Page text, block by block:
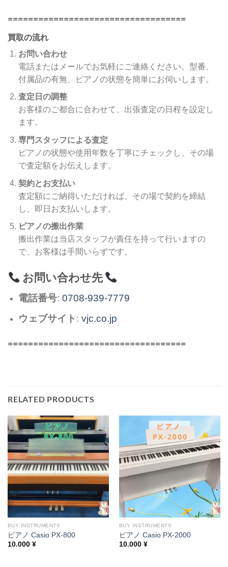
===================================
買取の流れ
お問い合わせ
電話またはメールでお気軽にご連絡ください。型番、
付属品の有無、ピアノの状態を簡単にお伺いします。
査定日の調整
お客様のご都合に合わせて、出張査定の日程を設定し
ます。
専門スタッフによる査定
ピアノの状態や使用年数を丁寧にチェックし、その場
で査定額をお伝えします。
契約とお支払い
査定額にご納得いただければ、その場で契約を締結
し、即日お支払いします。
ピアノの搬出作業
搬出作業は当店スタッフが責任を持って行いますの
で、お客様は手間いらずです。
お問い合わせ先
電話番号: 0708-939-7779
ウェブサイト: vjc.co.jp
===================================
RELATED PRODUCTS
BUY INSTRUMENTS
ピアノ Casio PX-800
10.000 ¥
BUY INSTRUMENTS
ピアノ Casio PX-2000
10.000 ¥